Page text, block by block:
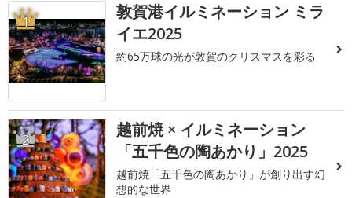
1
敦賀港イルミネーション ミラ
イエ2025
約65万球の光が敦賀のクリスマスを彩る
2
越前焼 × イルミネーション
「五千色の陶あかり」2025
越前焼「五千色の陶あかり」が創り出す幻
想的な世界